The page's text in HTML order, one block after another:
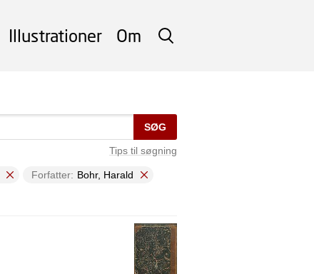
SØG
Illustrationer Om
SØG
Tips til søgning
Forfatter: Bohr, Harald